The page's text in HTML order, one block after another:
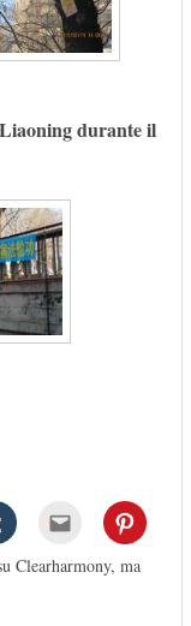
durante il
Clearharmony, ma